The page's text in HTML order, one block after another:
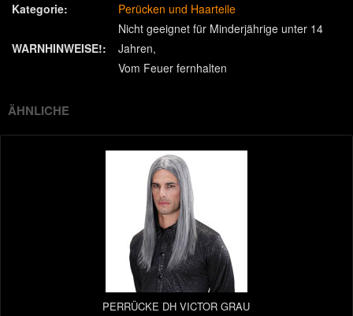
Kategorie:
Perücken und Haarteile
WARNHINWEISE!:
Nicht geeignet für Minderjährige unter 14
Jahren
Vom Feuer fernhalten
ÄHNLICHE
PERRÜCKE DH VICTOR GRAU